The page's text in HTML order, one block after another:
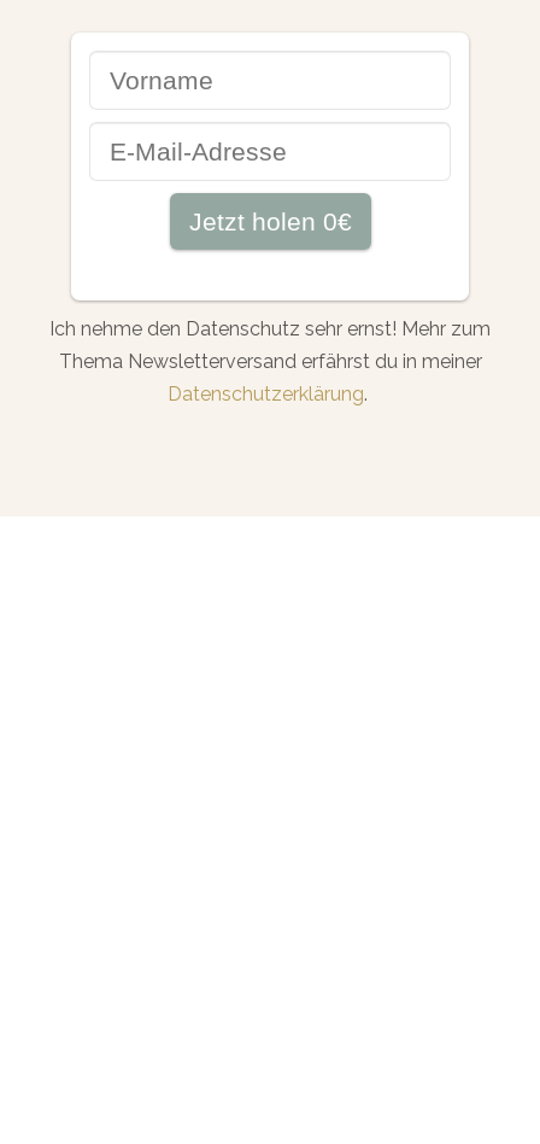
Ich nehme den Datenschutz sehr ernst! Mehr zum
Thema Newsletterversand erfährst du in meiner
Datenschutzerklärung.